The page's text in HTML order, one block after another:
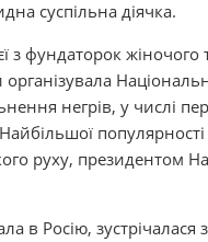
суспільна діячка.
з фундаторок жіночого
негрів, у числі
руху, президентом
в Росію,